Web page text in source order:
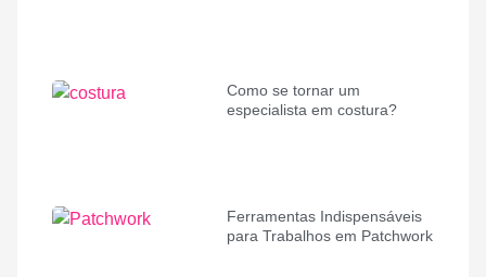
Como se tornar um
especialista em costura?
Ferramentas Indispensáveis
para Trabalhos em Patchwork